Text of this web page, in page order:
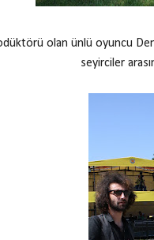
olan ünlü oyuncu
seyirciler